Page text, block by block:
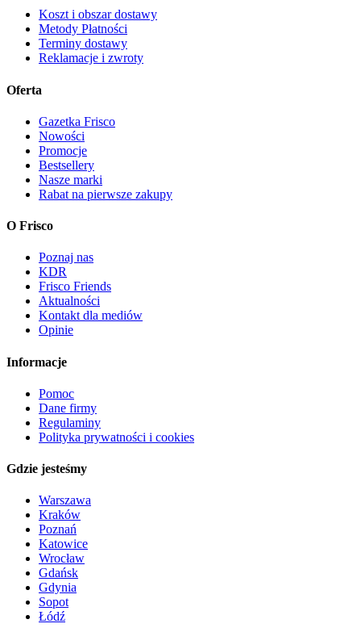
Koszt i obszar dostawy
Metody Płatności
Terminy dostawy
Reklamacje i zwroty
Oferta
Gazetka Frisco
Nowości
Promocje
Bestsellery
Nasze marki
Rabat na pierwsze zakupy
O Frisco
Poznaj nas
KDR
Frisco Friends
Aktualności
Kontakt dla mediów
Opinie
Informacje
Pomoc
Dane firmy
Regulaminy
Polityka prywatności i cookies
Gdzie jesteśmy
Warszawa
Kraków
Poznań
Katowice
Wrocław
Gdańsk
Gdynia
Sopot
Łódź